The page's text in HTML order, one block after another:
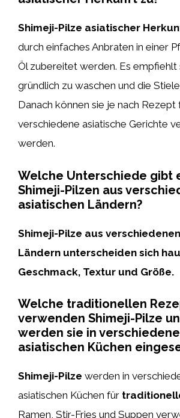
Shimeji-Pilze asiatischer
durch einfaches Anbraten in einer
Öl zubereitet werden. Es empfiehlt
gründlich zu waschen und die
Danach können sie je nach Rezept
verschiedene asiatische Gerichte
werden.
Welche Unterschiede gibt
Shimeji-Pilzen aus
asiatischen Ländern?
Shimeji-Pilze aus
Ländern unterscheiden sich
Geschmack, Textur und Größe.
Welche traditionellen
verwenden Shimeji-Pilze
werden sie in
asiatischen Küchen
Shimeji-Pilze werden in
asiatischen Küchen für
Ramen, Stir-Fries und Suppen